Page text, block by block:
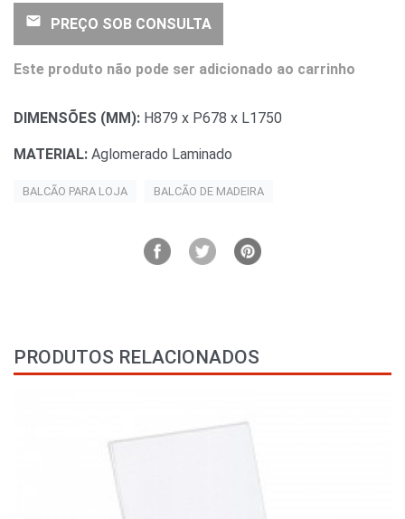
email PREÇO SOB CONSULTA
Este produto não pode ser adicionado ao carrinho
DIMENSÕES (MM): H879 x P678 x L1750
MATERIAL: Aglomerado Laminado
BALCÃO PARA LOJA BALCÃO DE MADEIRA
PRODUTOS RELACIONADOS